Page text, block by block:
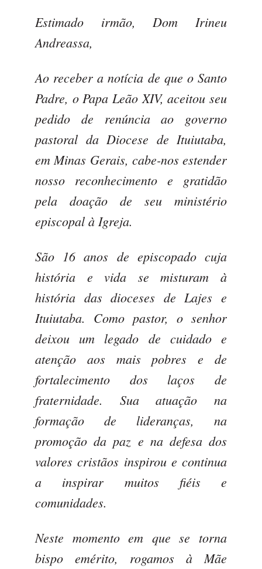
Estimado irmão, Dom Irineu
Andreassa,
Ao receber a notícia de que o Santo
Padre, o Papa Leão XIV, aceitou seu
pedido de renúncia ao governo
pastoral da Diocese de Ituiutaba,
em Minas Gerais, cabe-nos estender
nosso reconhecimento e gratidão
pela doação de seu ministério
episcopal à Igreja.
São 16 anos de episcopado cuja
história e vida se misturam à
história das dioceses de Lajes e
Ituiutaba. Como pastor, o senhor
deixou um legado de cuidado e
atenção aos mais pobres e de
fortalecimento dos laços de
fraternidade. Sua atuação na
formação de lideranças, na
promoção da paz e na defesa dos
valores cristãos inspirou e continua
a inspirar muitos fiéis e
comunidades.
Neste momento em que se torna
bispo emérito, rogamos à Mãe